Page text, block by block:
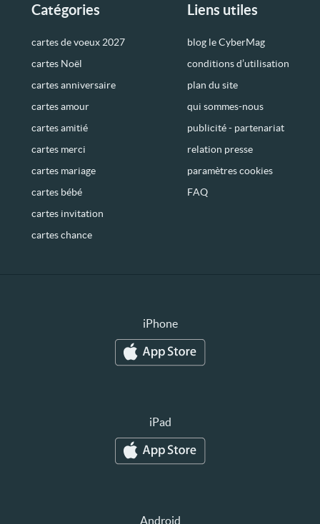
Catégories
cartes de voeux 2027
cartes Noël
cartes anniversaire
cartes amour
cartes amitié
cartes merci
cartes mariage
cartes bébé
cartes invitation
cartes chance
Liens utiles
blog le CyberMag
conditions d’utilisation
plan du site
qui sommes-nous
publicité - partenariat
relation presse
paramètres cookies
FAQ
iPhone
iPad
Android